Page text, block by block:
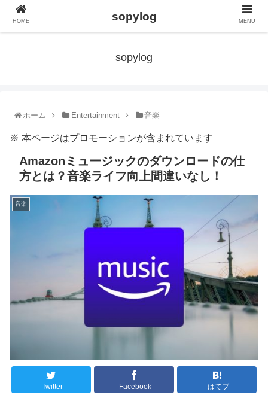
sopylog
ホーム Entertainment 音楽
※ 本ページはプロモーションが含まれています
Amazonミュージックのダウンロードの仕
方とは？音楽ライフ向上間違いなし！
音楽
Twitter Facebook はてブ
HOME sopylog MENU